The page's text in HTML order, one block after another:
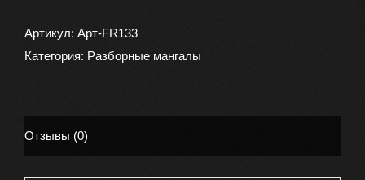
с
деревянной
шашлыка
Артикул: Арт-FR133
Категория: Разборные мангалы
Отзывы (0)